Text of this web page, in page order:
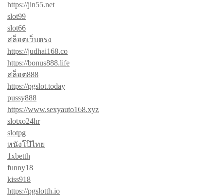
https://jin55.net
slot99
slot66
สล็อตเว็บตรง
https://judhai168.co
https://bonus888.life
สล็อต888
https://pgslot.today
pussy888
https://www.sexyauto168.xyz
slotxo24hr
slotpg
หนังโป๊ไทย
1xbetth
funny18
kiss918
https://pgslotth.io